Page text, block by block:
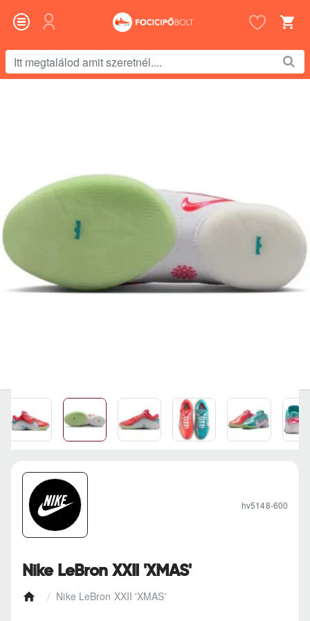
megtalálod
Nike LeBron XXII 'XMAS'
Nike LeBron XXII 'XMAS'
hv5148-600